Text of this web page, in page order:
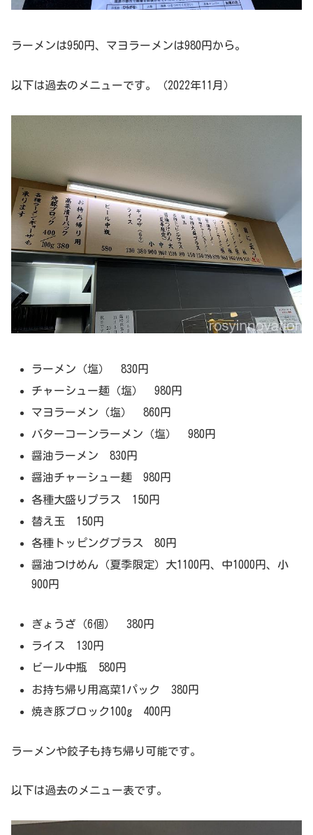
ラーメンは950円、マヨラーメンは980円から。
以下は過去のメニューです。（2022年11月）
ラーメン（塩） 830円
チャーシュー麺（塩） 980円
マヨラーメン（塩） 860円
バターコーンラーメン（塩） 980円
醤油ラーメン 830円
醤油チャーシュー麺 980円
各種大盛りプラス 150円
替え玉 150円
各種トッピングプラス 80円
醤油つけめん（夏季限定）大1100円、中1000円、小
900円
ぎょうざ（6個） 380円
ライス 130円
ビール中瓶 580円
お持ち帰り用高菜1パック 380円
焼き豚ブロック100g 400円
ラーメンや餃子も持ち帰り可能です。
以下は過去のメニュー表です。